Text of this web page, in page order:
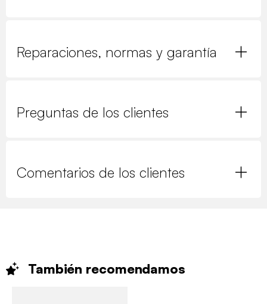
Reparaciones, normas y garantía
Preguntas de los clientes
Comentarios de los clientes
También recomendamos